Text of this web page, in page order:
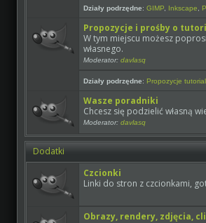
Działy podrzędne:GIMP Inkscape
Propozycje i prośby o
W tym miejscu możesz
własnego.
Moderator:davlasq
Działy podrzędne: Propozycje
Wasze poradniki
Chcesz się podzielić własną
Moderator:davlasq
Dodatki
Czcionki
Linki do stron z czcionkami,
Obrazy, rendery, zdjęcia,